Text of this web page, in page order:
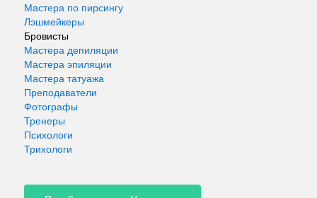
Мастера по пирсингу
Лэшмейкеры
Бровисты
Мастера депиляции
Мастера эпиляции
Мастера татуажа
Преподаватели
Фотографы
Тренеры
Психологи
Трихологи